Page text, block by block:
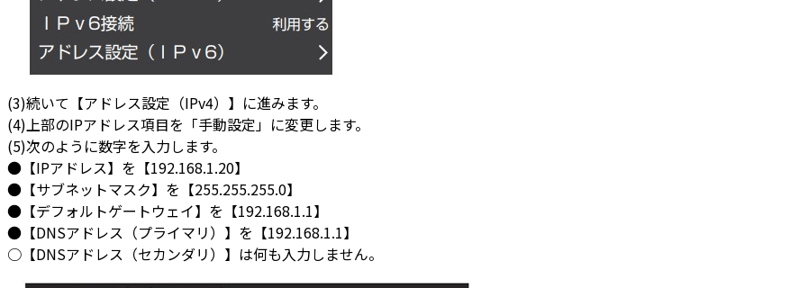
(3)続いて【アドレス設定（IPv4）】に進みます。
(4)上部のIPアドレス項目を「手動設定」に変更します。
(5)次のように数字を入力します。
●【IPアドレス】を【192.168.1.20】
●【サブネットマスク】を【255.255.255.0】
●【デフォルトゲートウェイ】を【192.168.1.1】
●【DNSアドレス（プライマリ）】を【192.168.1.1】
○【DNSアドレス（セカンダリ）】は何も入力しません。